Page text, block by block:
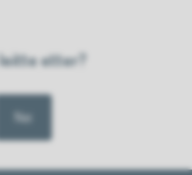
leitte etter?
Nei